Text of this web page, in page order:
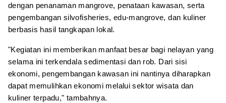
dengan penanaman mangrove, penataan kawasan, serta
pengembangan silvofisheries, edu-mangrove, dan kuliner
berbasis hasil tangkapan lokal.
"Kegiatan ini memberikan manfaat besar bagi nelayan yang
selama ini terkendala sedimentasi dan rob. Dari sisi
ekonomi, pengembangan kawasan ini nantinya diharapkan
dapat memulihkan ekonomi melalui sektor wisata dan
kuliner terpadu," tambahnya.